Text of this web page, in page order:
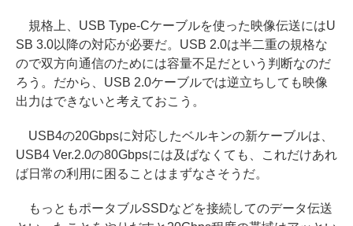
規格上、USB Type-Cケーブルを使った映像伝送にはU
SB 3.0以降の対応が必要だ。USB 2.0は半二重の規格な
ので双方向通信のためには容量不足だという判断なのだ
ろう。だから、USB 2.0ケーブルでは逆立ちしても映像
出力はできないと考えておこう。
USB4の20Gbpsに対応したベルキンの新ケーブルは、
USB4 Ver.2.0の80Gbpsには及ばなくても、これだけあれ
ば日常の利用に困ることはまずなさそうだ。
もっともポータブルSSDなどを接続してのデータ伝送